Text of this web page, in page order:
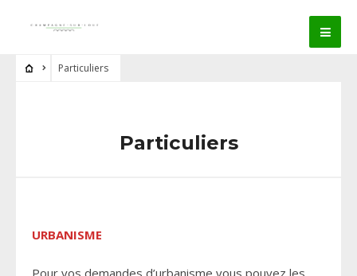
Particuliers
Particuliers
URBANISME